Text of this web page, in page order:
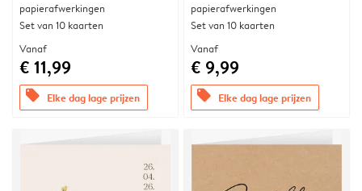
papierafwerkingen
Set van 10 kaarten
Vanaf
€ 11,99
offers Elke dag lage prijzen
papierafwerkingen
Set van 10 kaarten
Vanaf
€ 9,99
offers Elke dag lage prijzen